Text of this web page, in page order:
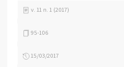
v. 11 n. 1 (2017)
95-106
15/03/2017